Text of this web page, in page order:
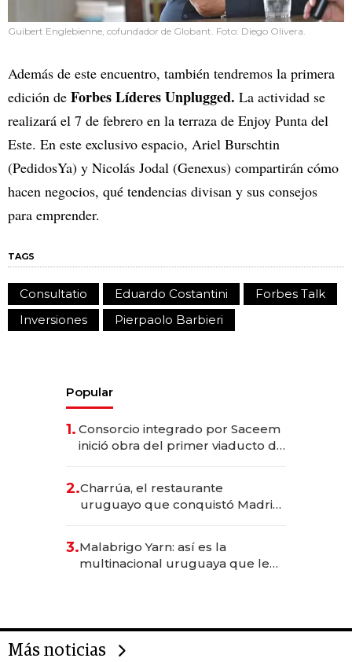
Guibert Englebienne, cofundador de Globant. Foto: Diego Olivera.
Además de este encuentro, también tendremos la primera
edición de Forbes Líderes Unplugged. La actividad se
realizará el 7 de febrero en la terraza de Enjoy Punta del
Este. En este exclusivo espacio, Ariel Burschtin
(PedidosYa) y Nicolás Jodal (Genexus) compartirán cómo
hacen negocios, qué tendencias divisan y sus consejos
para emprender.
TAGS
Consultatio Eduardo Costantini
Forbes Talk
Inversiones
Pierpaolo Barbieri
Popular
1. Consorcio integrado por Saceem
inició obra del primer viaducto de
millones
2.Charrúa, el restaurante
uruguayo que conquistó Madrid:
anticipación y prepara apertura
3.Malabrigo Yarn: así es la
multinacional uruguaya que le
Más noticias